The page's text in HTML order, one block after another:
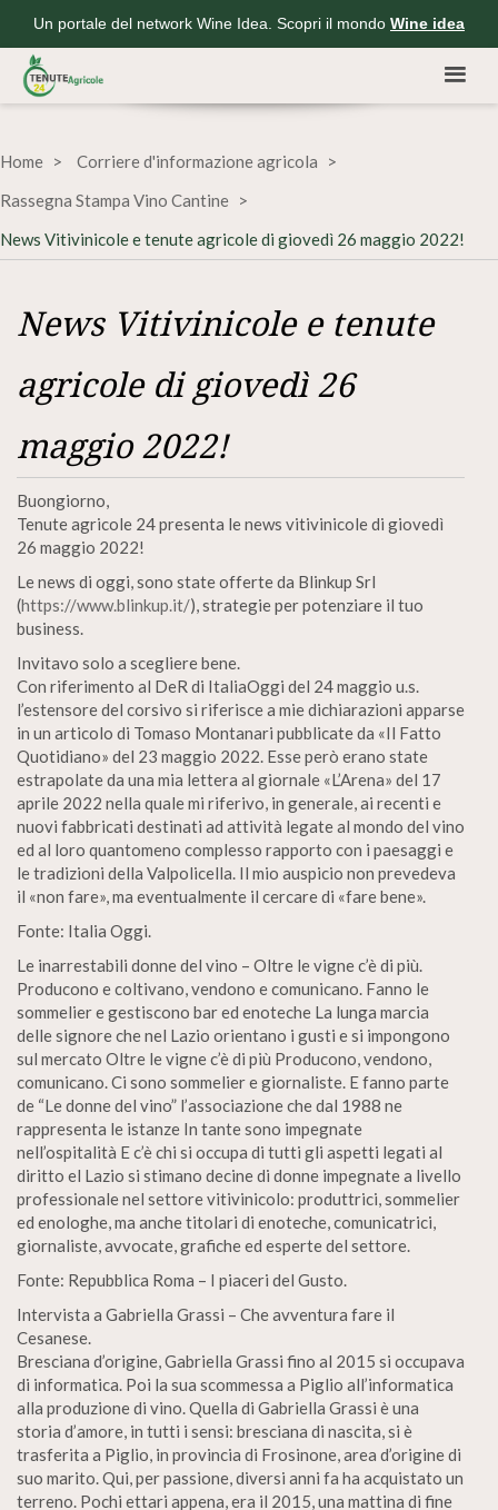
Un portale del network Wine Idea. Scopri il mondo Wine idea
Home
Corriere d'informazione agricola
Rassegna Stampa Vino Cantine
News Vitivinicole e tenute agricole di giovedì 26 maggio 2022!
News Vitivinicole e tenute
agricole di giovedì 26
maggio 2022!
Buongiorno,
Tenute agricole 24 presenta le news vitivinicole di giovedì
26 maggio 2022!
Le news di oggi, sono state offerte da Blinkup Srl
(https://www.blinkup.it/), strategie per potenziare il tuo
business.
Invitavo solo a scegliere bene.
Con riferimento al DeR di ItaliaOggi del 24 maggio u.s.
l’estensore del corsivo si riferisce a mie dichiarazioni apparse
in un articolo di Tomaso Montanari pubblicate da «Il Fatto
Quotidiano» del 23 maggio 2022. Esse però erano state
estrapolate da una mia lettera al giornale «L’Arena» del 17
aprile 2022 nella quale mi riferivo, in generale, ai recenti e
nuovi fabbricati destinati ad attività legate al mondo del vino
ed al loro quantomeno complesso rapporto con i paesaggi e
le tradizioni della Valpolicella. Il mio auspicio non prevedeva
il «non fare», ma eventualmente il cercare di «fare bene».
Fonte: Italia Oggi.
Le inarrestabili donne del vino – Oltre le vigne c’è di più.
Producono e coltivano, vendono e comunicano. Fanno le
sommelier e gestiscono bar ed enoteche La lunga marcia
delle signore che nel Lazio orientano i gusti e si impongono
sul mercato Oltre le vigne c’è di più Producono, vendono,
comunicano. Ci sono sommelier e giornaliste. E fanno parte
de “Le donne del vino” l’associazione che dal 1988 ne
rappresenta le istanze In tante sono impegnate
nell’ospitalità E c’è chi si occupa di tutti gli aspetti legati al
diritto el Lazio si stimano decine di donne impegnate a livello
professionale nel settore vitivinicolo: produttrici, sommelier
ed enologhe, ma anche titolari di enoteche, comunicatrici,
giornaliste, avvocate, grafiche ed esperte del settore.
Fonte: Repubblica Roma – I piaceri del Gusto.
Intervista a Gabriella Grassi – Che avventura fare il
Cesanese.
Bresciana d’origine, Gabriella Grassi fino al 2015 si occupava
di informatica. Poi la sua scommessa a Piglio all’informatica
alla produzione di vino. Quella di Gabriella Grassi è una
storia d’amore, in tutti i sensi: bresciana di nascita, si è
trasferita a Piglio, in provincia di Frosinone, area d’origine di
suo marito. Qui, per passione, diversi anni fa ha acquistato un
terreno. Pochi ettari appena, era il 2015, una mattina di fine